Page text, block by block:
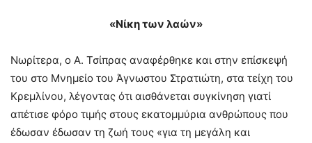
«Νίκη των λαών»
Νωρίτερα, ο A. Τσίπρας αναφέρθηκε και στην επίσκεψή
του στο Μνημείο του Άγνωστου Στρατιώτη, στα τείχη του
Κρεμλίνου, λέγοντας ότι αισθάνεται συγκίνηση γιατί
απέτισε φόρο τιμής στους εκατομμύρια ανθρώπους που
έδωσαν έδωσαν τη ζωή τους «για τη μεγάλη και